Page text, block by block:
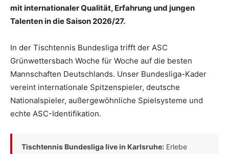
mit internationaler Qualität, Erfahrung und jungen
Talenten in die Saison 2026/27.
In der Tischtennis Bundesliga trifft der ASC
Grünwettersbach Woche für Woche auf die besten
Mannschaften Deutschlands. Unser Bundesliga-Kader
vereint internationale Spitzenspieler, deutsche
Nationalspieler, außergewöhnliche Spielsysteme und
echte ASC-Identifikation.
Tischtennis Bundesliga live in Karlsruhe: Erlebe